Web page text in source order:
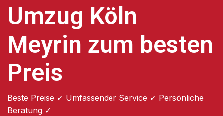
Umzug Köln
Meyrin zum besten
Preis
Beste Preise ✓ Umfassender Service ✓ Persönliche
Beratung ✓